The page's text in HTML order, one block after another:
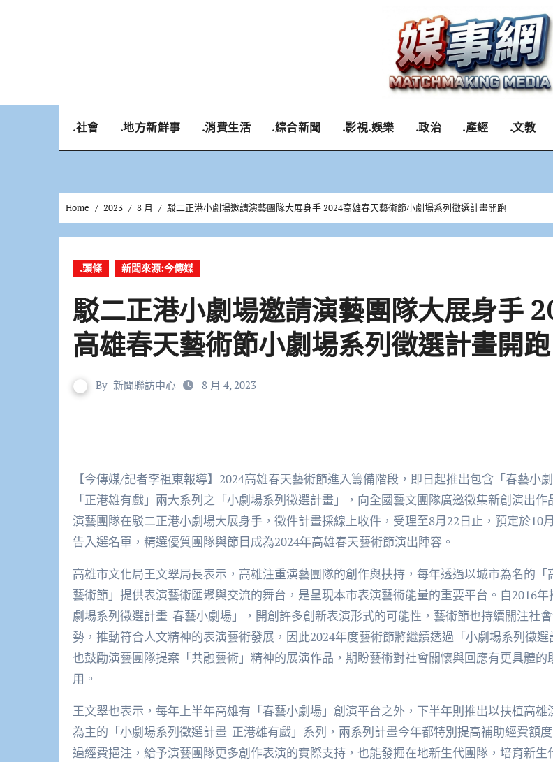
.社會 .地方新鮮事 .消費生活 .綜合新聞 .影視.娛樂 .政治 .產經 .文教
Home 2023 8 月 駁二正港小劇場邀請演藝團隊大展身手 2024高雄春天藝術節小劇場系列徵選計畫開跑
.頭條 新聞來源:今傳媒
駁二正港小劇場邀請演藝團隊大展身手
高雄春天藝術節小劇場系列徵選計畫開跑
By 新聞聯訪中心 8 月 4, 2023
【今傳媒/記者李祖東報導】2024高雄春天藝術節進入籌備階段，即日起推出包含「春藝小
「正港雄有戲」兩大系列之「小劇場系列徵選計畫」，向全國藝文團隊廣邀徵集新創演出作
演藝團隊在駁二正港小劇場大展身手，徵件計畫採線上收件，受理至8月22日止，預定於10
告入選名單，精選優質團隊與節目成為2024年高雄春天藝術節演出陣容。
高雄市文化局王文翠局長表示，高雄注重演藝團隊的創作與扶持，每年透過以城市為名的「
藝術節」提供表演藝術匯聚與交流的舞台，是呈現本市表演藝術能量的重要平台。自2016年
劇場系列徵選計畫-春藝小劇場」，開創許多創新表演形式的可能性，藝術節也持續關注社
勢，推動符合人文精神的表演藝術發展，因此2024年度藝術節將繼續透過「小劇場系列徵選
也鼓勵演藝團隊提案「共融藝術」精神的展演作品，期盼藝術對社會關懷與回應有更具體的
用。
王文翠也表示，每年上半年高雄有「春藝小劇場」創演平台之外，下半年則推出以扶植高雄
為主的「小劇場系列徵選計畫-正港雄有戲」系列，兩系列計畫今年都特別提高補助經費額
過經費挹注，給予演藝團隊更多創作表演的實際支持，也能發掘在地新生代團隊，培育新生